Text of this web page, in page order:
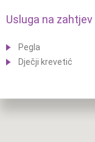
Usluga na zahtjev
Pegla
Dječji krevetić